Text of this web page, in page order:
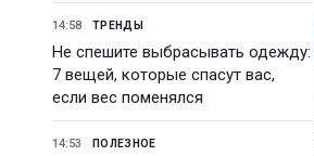
14:58 ТРЕНДЫ
Не спешите выбрасывать одежду:
7 вещей, которые спасут вас,
если вес поменялся
14:53 ПОЛЕЗНОЕ